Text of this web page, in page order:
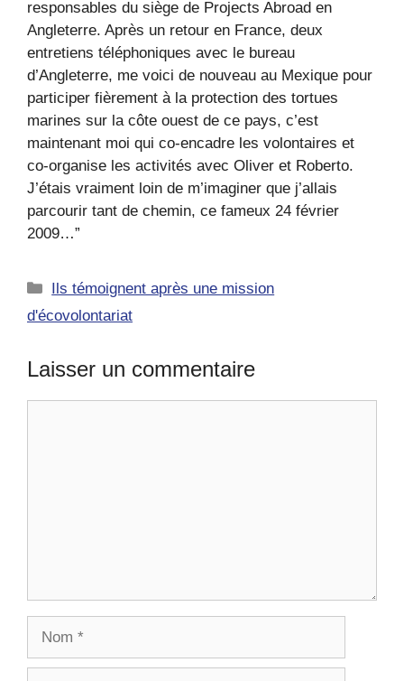
responsables du siège de Projects Abroad en
Angleterre. Après un retour en France, deux
entretiens téléphoniques avec le bureau
d’Angleterre, me voici de nouveau au Mexique pour
participer fièrement à la protection des tortues
marines sur la côte ouest de ce pays, c’est
maintenant moi qui co-encadre les volontaires et
co-organise les activités avec Oliver et Roberto.
J’étais vraiment loin de m’imaginer que j’allais
parcourir tant de chemin, ce fameux 24 février
2009…”
Catégories
Ils témoignent après une mission
d'écovolontariat
Laisser un commentaire